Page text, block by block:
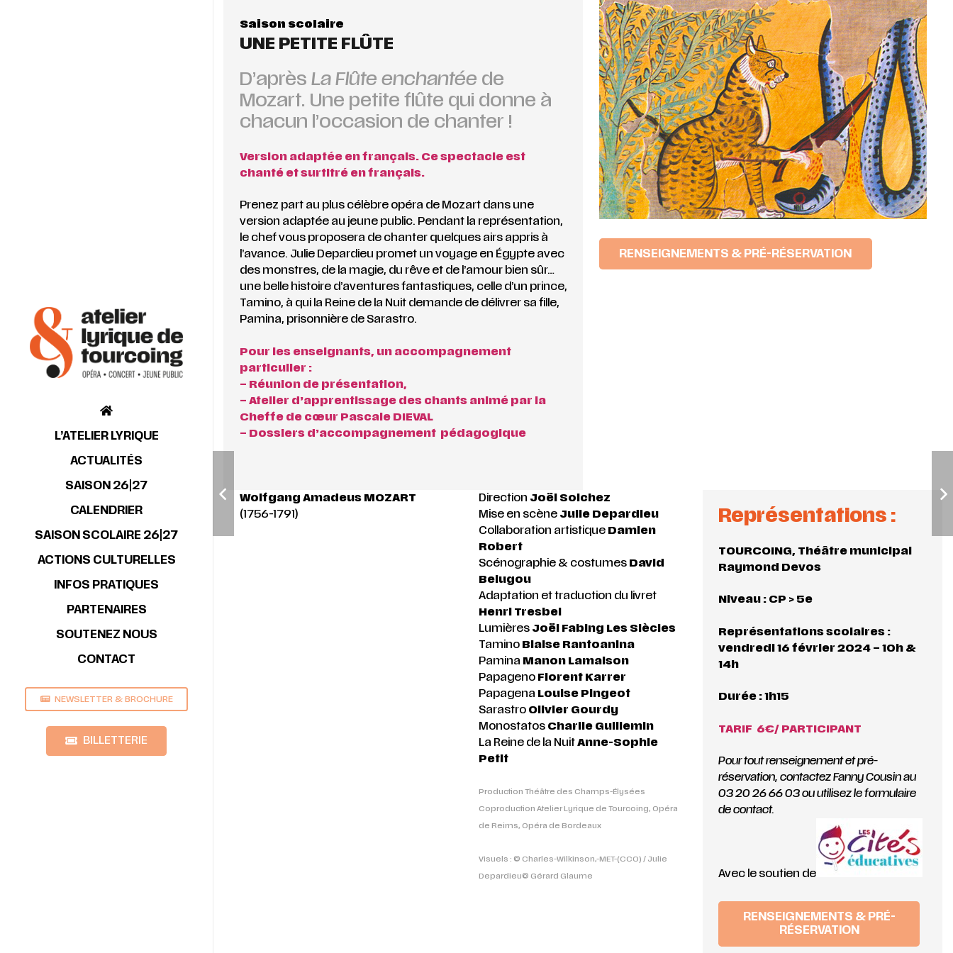
L’ATELIER LYRIQUE
ACTUALITÉS
SAISON 26|27
CALENDRIER
SAISON SCOLAIRE 26|27
ACTIONS CULTURELLES
INFOS PRATIQUES
PARTENAIRES
SOUTENEZ NOUS
CONTACT
NEWSLETTER & BROCHURE
BILLETTERIE
Saison scolaire
UNE PETITE FLÛTE
D’après La Flûte enchantée de
Mozart. Une petite flûte qui donne à
chacun l’occasion de chanter !
Version adaptée en français. Ce spectacle est
chanté et surtitré en français.
Prenez part au plus célèbre opéra de Mozart dans une
version adaptée au jeune public. Pendant la représentation,
le chef vous proposera de chanter quelques airs appris à
l’avance. Julie Depardieu promet un voyage en Égypte avec
des monstres, de la magie, du rêve et de l’amour bien sûr…
une belle histoire d’aventures fantastiques, celle d’un prince,
Tamino, à qui la Reine de la Nuit demande de délivrer sa fille,
Pamina, prisonnière de Sarastro.
Pour les enseignants, un accompagnement
particulier :
– Réunion de présentation,
– Atelier d’apprentissage des chants animé par la
Cheffe de cœur Pascale DIEVAL
– Dossiers d’accompagnement pédagogique
RENSEIGNEMENTS & PRÉ-RÉSERVATION
Wolfgang Amadeus MOZART
(1756-1791)
Direction Joël Soichez
Mise en scène Julie Depardieu
Collaboration artistique Damien
Robert
Scénographie & costumes David
Belugou
Adaptation et traduction du livret
Henri Tresbel
Lumières Joël Fabing Les Siècles
Tamino Blaise Rantoanina
Pamina Manon Lamaison
Papageno Florent Karrer
Papagena Louise Pingeot
Sarastro Olivier Gourdy
Monostatos Charlie Guillemin
La Reine de la NuitAnne-Sophie
Petit
Production Théâtre des Champs-Élysées
Coproduction Atelier Lyrique de Tourcoing, Opéra
de Reims, Opéra de Bordeaux
Visuels : © Charles-Wilkinson,-MET-(CCO) / Julie
Depardieu© Gérard Glaume
Représentations :
TOURCOING, Théâtre municipal
Raymond Devos
Niveau : CP > 5e
Représentations scolaires :
vendredi 16 février 2024 – 10h &
14h
Durée : 1h15
TARIF 6€/ PARTICIPANT
Pour tout renseignement et pré-
réservation, contactez Fanny Cousin au
03 20 26 66 03 ou utilisez le formulaire
de contact.
Avec le soutien de
RENSEIGNEMENTS & PRÉ-
RÉSERVATION